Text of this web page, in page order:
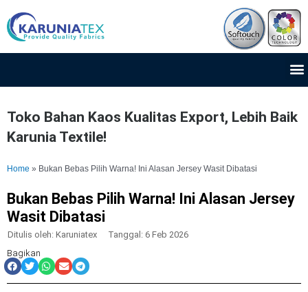
ke
konten
Toko Bahan Kaos Kualitas Export, Lebih Baik
Karunia Textile!
Home » Bukan Bebas Pilih Warna! Ini Alasan Jersey Wasit Dibatasi
Bukan Bebas Pilih Warna! Ini Alasan Jersey
Wasit Dibatasi
Ditulis oleh: Karuniatex Tanggal: 6 Feb 2026
Bagikan